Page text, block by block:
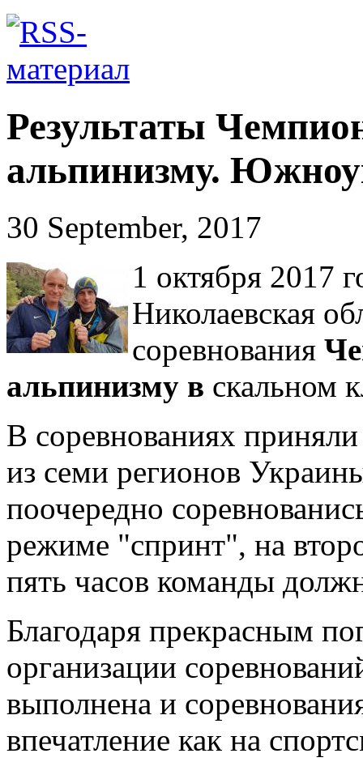
Результаты
альпинизму.
30 September, 2017
1 октября 2017
Николаевская
соревнования
альпинизму в скальном
В соревнованиях
из семи регионов
поочередно
режиме "спринт", на
пять часов команды
Благодаря прекрасным
организации
выполнена и
впечатление как на